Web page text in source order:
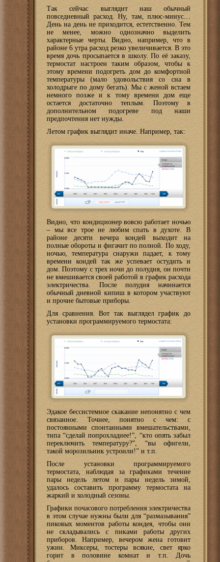
Так сейчас выглядит наш обычный
повседневный расход. Ну, там, плюс-минус…
День на день не приходится, естетственно. Тем
не менее, можно однозначно выделить
характерные черты. Видно, например, что в
районе 6 утра расход резко увеличивается. В это
время дочь просыпается в школу. По её заказу,
термостат настроен таким образом, чтобы к
этому времени подогреть дом до комфортной
температуры (мало удовольствия со сна в
холодрыге по дому бегать). Мы с женой встаем
немного позже и к тому времени дом еще
остается достаточно теплым. Поэтому в
дополнительном подогреве под наши
предпочтения нет нужды.
Летом график выглядит иначе. Например, так:
Видно, что кондиционер вовсю работает ночью
– мы все трое не любим спать в духоте. В
районе десяти вечера кондей выходит на
полные обороты и фигачит по полной. По ходу,
ночью, температура снаружи падает, к тому
времени кондей так же успевает остудить и
дом. Поэтому с трех ночи до полудня, он почти
не вмешивается своей работой в график расхода
электричества. После полудня начинается
обычный дневной кипиш в котором участвуют
и прочие бытовые приборы.
Для сравнения. Вот так выглядел график до
установки программируемого термостата:
Эдакое бессистемное скакание непонятно с чем
связанное. Точнее, понятно с чем: с
постоянными спонтанными вмешательствами,
типа “сделай попрохладнее!”, “кто опять забыл
переключить температуру?”, “вы офигели,
такой морозильник устроили!” и т.п.
После установки программируемого
термостата, наблюдая за графиками течение
пары недель летом и пары недель зимой,
удалось составить программу термостата на
жаркий и холодный сезоны.
Графики почасового потребления электричества
в этом случае нужны были для “размазывания”
пиковых моментов работы кондея, чтобы они
не складывались с пиками работы других
приборов. Например, вечером жена готовит
ужин. Миксеры, тостеры всякие, свет ярко
горит в половине комнат и т.п. Дочь